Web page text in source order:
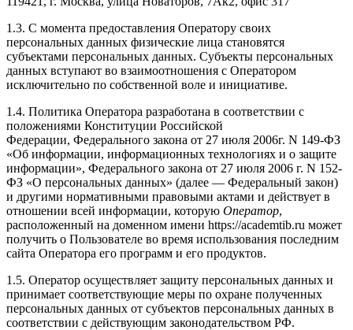
1.3. С момента предоставления Оператору своих
персональных данных физические лица становятся
субъектами персональных данных. Субъекты персональных
данных вступают во взаимоотношения с Оператором
исключительно по собственной воле и инициативе.
1.4. Политика Оператора разработана в соответствии с
положениями Конституции Российской
Федерации, Федерального закона от 27 июля 2006г. N 149-ФЗ
«Об информации, информационных технологиях и о защите
информации», Федерального закона от 27 июля 2006 г. N 152-
ФЗ «О персональных данных» (далее — Федеральный закон)
и другими нормативными правовыми актами и действует в
отношении всей информации, которую Оператор,
расположенный на доменном имени https://academtib.ru может
получить о Пользователе во время использования последним
сайта Оператора его программ и его продуктов.
1.5. Оператор осуществляет защиту персональных данных и
принимает соответствующие меры по охране полученных
персональных данных от субъектов персональных данных в
соответствии с действующим законодательством РФ.